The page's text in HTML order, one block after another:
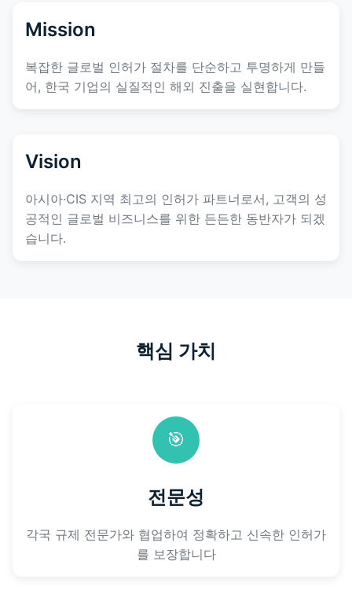
Mission
복잡한 글로벌 인허가 절차를 단순하고 투명하게 만들
어, 한국 기업의 실질적인 해외 진출을 실현합니다.
Vision
아시아·CIS 지역 최고의 인허가 파트너로서, 고객의 성
공적인 글로벌 비즈니스를 위한 든든한 동반자가 되겠
습니다.
핵심 가치
🎯
전문성
각국 규제 전문가와 협업하여 정확하고 신속한 인허가
를 보장합니다